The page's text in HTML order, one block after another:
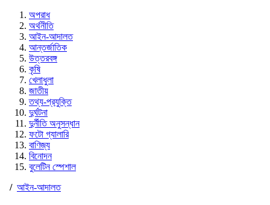
অপরাধ
অর্থনীতি
আইন-আদালত
আন্তর্জাতিক
উত্তরবঙ্গ
কৃষি
খেলাধুলা
জাতীয়
তথ্য-প্রযুক্তি
দুর্ঘটনা
দুর্নীতি অনুসন্ধান
ফটো গ্যালারি
বাণিজ্য
বিনোদন
বুলেটিন স্পেশাল
/ আইন-আদালত